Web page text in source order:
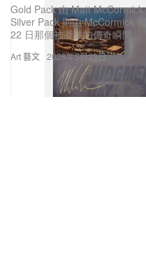
Art 藝文
Gold Pack 由 Matt McCormick
Silver Pack 則由 McCormick
22 日那個被凝結的傳奇瞬間。
2026年5月23日